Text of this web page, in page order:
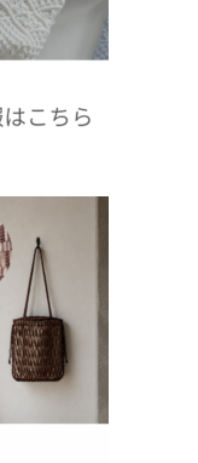
）より
更新）